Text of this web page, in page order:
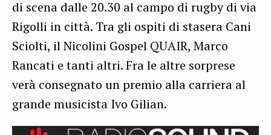
di scena dalle 20.30 al campo di rugby di via
Rigolli in città. Tra gli ospiti di stasera Cani
Sciolti, il Nicolini Gospel QUAIR, Marco
Rancati e tanti altri. Fra le altre sorprese
verà consegnato un premio alla carriera al
grande musicista Ivo Gilian.